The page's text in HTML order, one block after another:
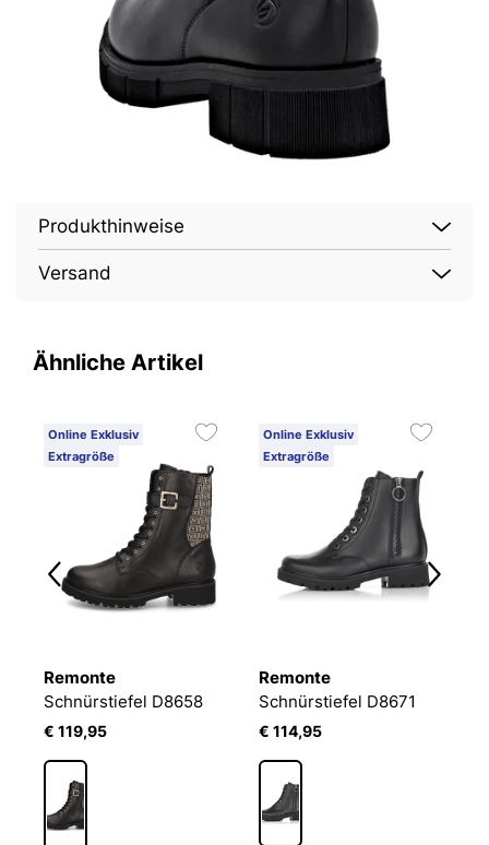
Produkthinweise
Versand
Ähnliche Artikel
Online Exklusiv
Extragröße
Remonte
Schnürstiefel D8658
€ 119,95
Online Exklusiv
Extragröße
Remonte
Schnürstiefel D8671
€ 114,95